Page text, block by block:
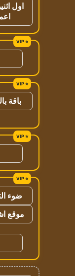
اول
باقة
ضوء
موقع